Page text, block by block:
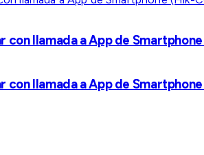
con llamada a App de
con llamada a App de